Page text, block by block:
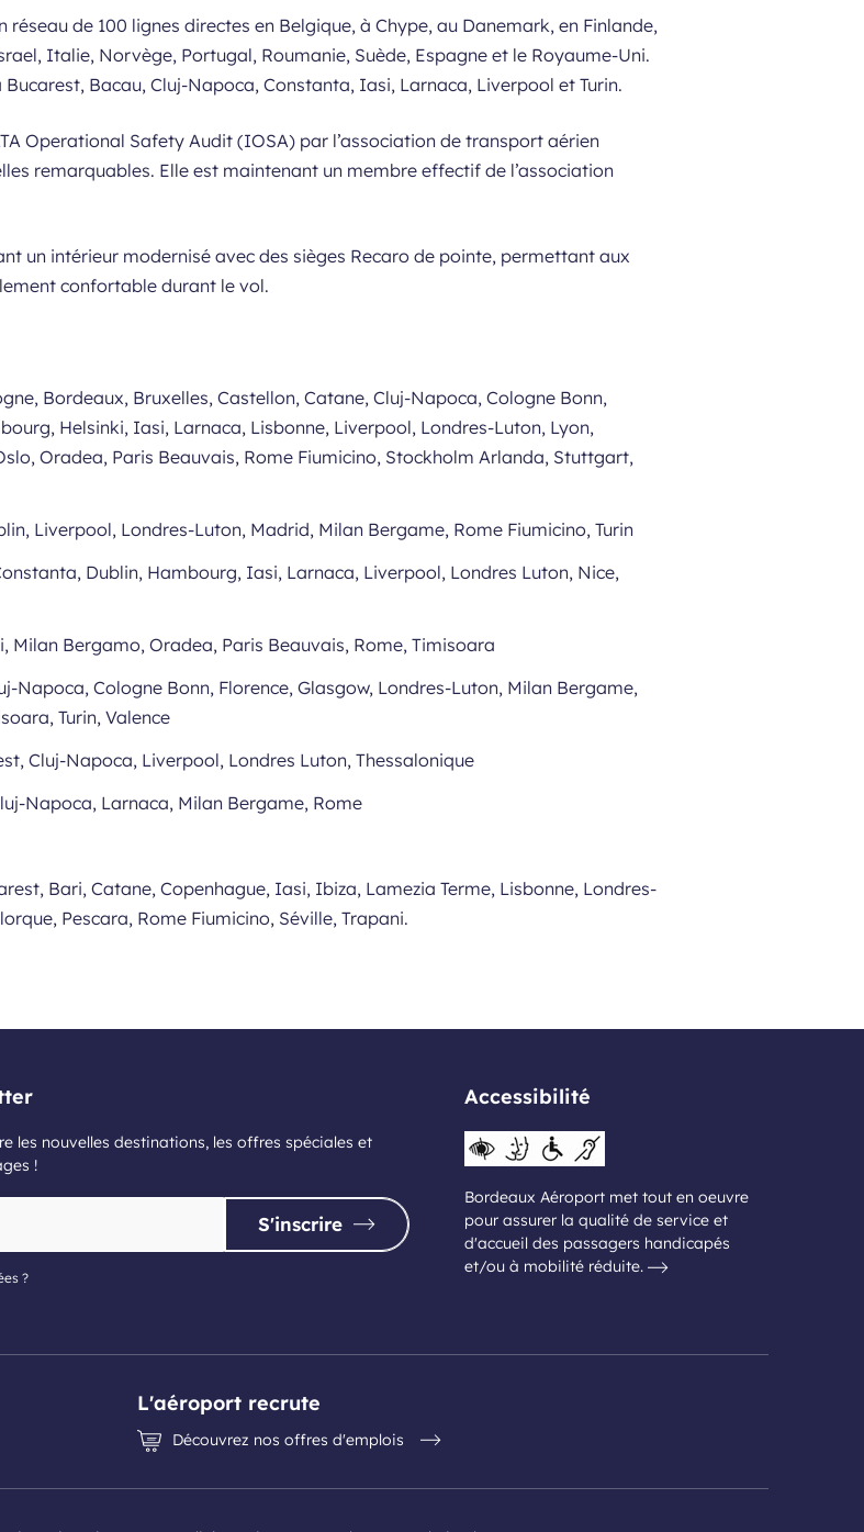
de 100 lignes directes en Belgique, à Chype, au Danemark, en Finlande,
Italie, Norvège, Portugal, Roumanie, Suède, Espagne et le Royaume-Uni.
Bacau, Cluj-Napoca, Constanta, Iasi, Larnaca, Liverpool et Turin.
Operational Safety Audit (IOSA) par l’association de transport aérien
remarquables. Elle est maintenant un membre effectif de l’association
un intérieur modernisé avec des sièges Recaro de pointe, permettant aux
confortable durant le vol.
Bordeaux, Bruxelles, Castellon, Catane, Cluj-Napoca, Cologne Bonn,
Helsinki, Iasi, Larnaca, Lisbonne, Liverpool, Londres-Luton, Lyon,
Oradea, Paris Beauvais, Rome Fiumicino, Stockholm Arlanda, Stuttgart,
Liverpool, Londres-Luton, Madrid, Milan Bergame, Rome Fiumicino, Turin
Dublin, Hambourg, Iasi, Larnaca, Liverpool, Londres Luton, Nice,
Milan Bergamo, Oradea, Paris Beauvais, Rome, Timisoara
Napoca, Cologne Bonn, Florence, Glasgow, Londres-Luton, Milan Bergame,
Turin, Valence
Cluj-Napoca, Liverpool, Londres Luton, Thessalonique
Napoca, Larnaca, Milan Bergame, Rome
Bari, Catane, Copenhague, Iasi, Ibiza, Lamezia Terme, Lisbonne, Londres-
Pescara, Rome Fiumicino, Séville, Trapani.
les nouvelles destinations, les offres spéciales et
!
S'inscrire
?
Accessibilité
Bordeaux Aéroport met tout en oeuvre
pour assurer la qualité de service et
d'accueil des passagers handicapés
et/ou à mobilité réduite.
L'aéroport recrute
Découvrez nos offres d'emplois